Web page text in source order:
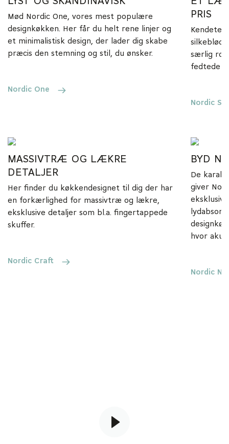
Mød Nordic One, vores mest populære
designkøkken. Her får du helt rene linjer og
et minimalistisk design, der lader dig skabe
præcis den stemning og stil, du ønsker.
Nordic One
PRIS
silkeblød
særlig
fedtede
Nordic
MASSIVTRÆ OG LÆKRE
DETALJER
Her finder du køkkendesignet til dig der har
en forkærlighed for massivtræ og lækre,
eksklusive detaljer som bl.a. fingertappede
skuffer.
Nordic Craft
BYD
De
giver
hvor
Nordic